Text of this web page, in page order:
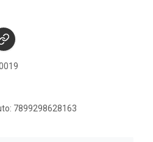
7899298628163